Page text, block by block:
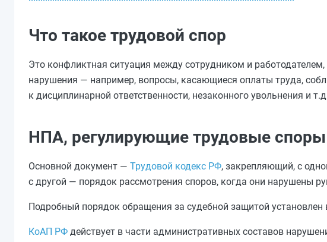
Что такое трудовой спор
Это конфликтная ситуация между сотрудником и
нарушения — например, вопросы, касающиеся оплаты труда,
к дисциплинарной ответственности, незаконного увольнения и
НПА, регулирующие трудовые споры
Основной документ — Трудовой кодекс РФ, закрепляющий, с
с другой — порядок рассмотрения споров, когда они нарушены
Подробный порядок обращения за судебной защитой установлен
КоАП РФ действует в части административных составов